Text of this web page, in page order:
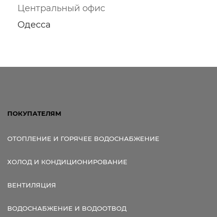
Центральный офис
Одесса
ПОКУПАТЕЛЯМ
ОТОПЛЕНИЕ И ГОРЯЧЕЕ ВОДОСНАБЖЕНИЕ
ХОЛОД И КОНДИЦИОНИРОВАНИЕ
ВЕНТИЛЯЦИЯ
ВОДОСНАБЖЕНИЕ И ВОДООТВОД